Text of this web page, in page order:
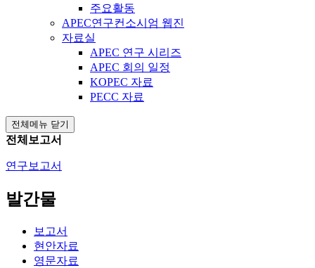
주요활동
APEC연구컨소시엄 웹진
자료실
APEC 연구 시리즈
APEC 회의 일정
KOPEC 자료
PECC 자료
전체메뉴 닫기
전체보고서
연구보고서
발간물
보고서
현안자료
영문자료